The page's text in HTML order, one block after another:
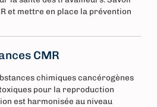
et mettre en place la prévention
CMR
chimiques cancérogènes
pour la reproduction
est harmonisée au niveau